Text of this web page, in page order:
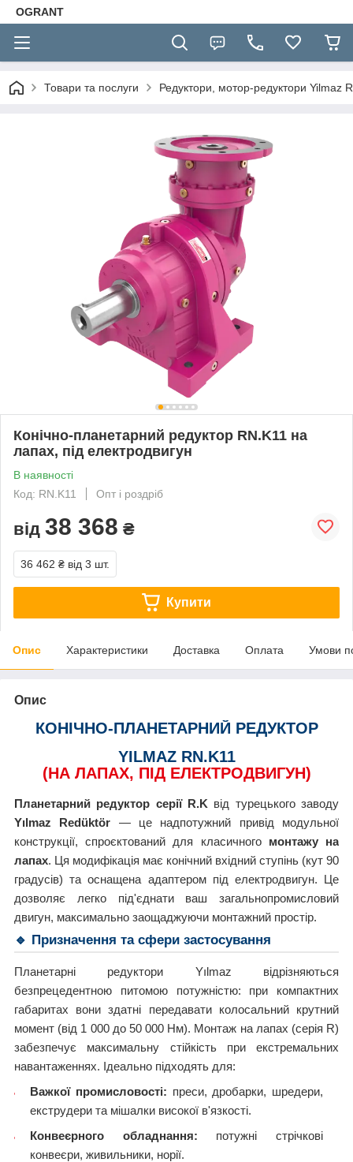
OGRANT
Товари та послуги Редуктори, мотор-редуктори Yilmaz
Конічно-планетарний редуктор RN.K11 на
лапах, під електродвигун
В наявності
Код: RN.K11
Опт і роздріб
від 38 368 ₴
36 462 ₴ від 3 шт.
Купити
Опис Характеристики Доставка Оплата Умови
Опис
КОНІЧНО-ПЛАНЕТАРНИЙ РЕДУКТОР
YILMAZ RN.K11
(НА ЛАПАХ, ПІД ЕЛЕКТРОДВИГУН)
Планетарний редуктор серії R.K від турецького заводу
Yılmaz Redüktör — це надпотужний привід модульної
конструкції, спроєктований для класичного монтажу на
лапах. Ця модифікація має конічний вхідний ступінь (кут 90
градусів) та оснащена адаптером під електродвигун. Це
дозволяє легко під'єднати ваш загальнопромисловий
двигун, максимально заощаджуючи монтажний простір.
🔹 Призначення та сфери застосування
Планетарні редуктори Yılmaz відрізняються
безпрецедентною питомою потужністю: при компактних
габаритах вони здатні передавати колосальний крутний
момент (від 1 000 до 50 000 Нм). Монтаж на лапах (серія R)
забезпечує максимальну стійкість при екстремальних
навантаженнях. Ідеально підходять для:
Важкої промисловості: преси, дробарки, шредери,
екструдери та мішалки високої в'язкості.
Конвеєрного обладнання: потужні стрічкові
конвеєри, живильники, норії.